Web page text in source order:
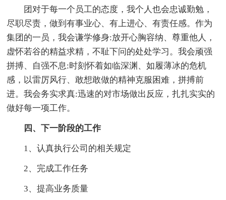
团对于每一个员工的态度，我个人也会忠诚勤勉，
尽职尽责，做到有事业心、有上进心、有责任感。作为
集团的一员，我会谦学修身:放开心胸容纳、尊重他人，
虚怀若谷的精益求精，不耻下问的处处学习。我会顽强
拼搏、自强不息:时刻怀着如临深渊、如履薄冰的危机
感，以雷厉风行、敢想敢做的精神克服困难，拼搏前
进。我会务实求真:迅速的对市场做出反应，扎扎实实的
做好每一项工作。
四、下一阶段的工作
1、认真执行公司的相关规定
2、完成工作任务
3、提高业务质量